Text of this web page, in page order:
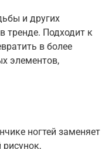
и других
тренде. Подходит к
в более
элементов,
ногтей заменяет